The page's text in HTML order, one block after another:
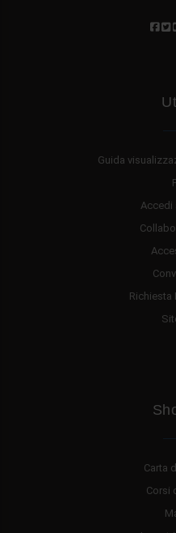
Guida
Accedi
Richiesta
Carta
Corsi